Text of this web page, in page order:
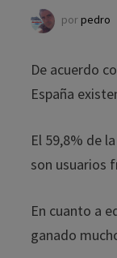
porpedro
De acuerdo
España
El 59,8% de
son usuarios
En cuanto a
ganado